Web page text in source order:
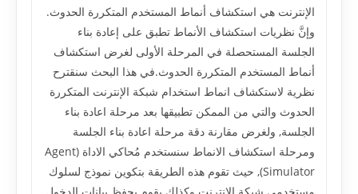
الإنترنت هي استكشاف أنماط المستخدم المتكررة الحدوث.
وإنَّ نظريات استكشاف الأنماط تطبق على إعادة بناء
الجلسة المستحصلة في المرحلة الأولى لغرض استكشاف
أنماط المستخدم المتكررة الحدوث.في هذا البحث سنقترح
نظرية لاستكشاف انماط استخدام شبكة الإنترنت المتكررة
الحدوث والتي من الممكن تطبيقها بعد مرحلة اعادة بناء
الجلسة, ولغرض مقارنة دقة مرحلة اعادة بناء الجلسة
ومرحلة استكشاف الانماط سنستخدم مُحاكي الاداة (Agent
Simulator), حيث تقوم هذه الطريقة بتكوين نموذج لسلوك